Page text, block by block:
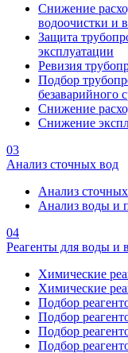
Снижение
водоочистки и
Защита
эксплуатации
Ревизия
Подбор
безаварийного
Снижение
Снижение
03
Анализ сточных вод
Анализ
Анализ воды и
04
Реагенты для воды и
Химические
Химические
Подбор
Подбор
Подбор
Подбор